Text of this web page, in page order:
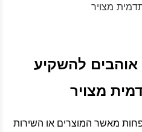
להשקיע
מצויר
מאשר המוצרים או השירות